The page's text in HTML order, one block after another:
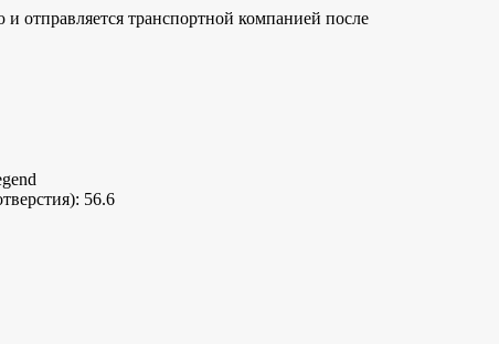
и отправляется транспортной компанией после
56.6